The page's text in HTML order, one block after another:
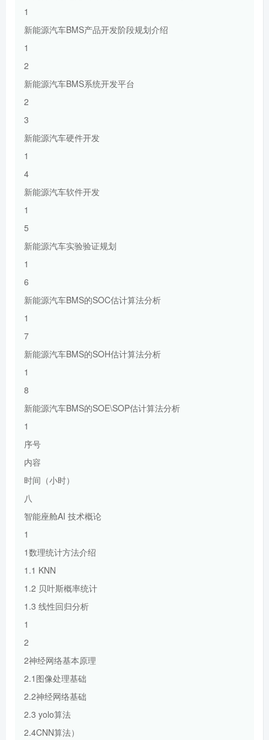
1
新能源汽车BMS产品开发阶段规划介绍
1
2
新能源汽车BMS系统开发平台
2
3
新能源汽车硬件开发
1
4
新能源汽车软件开发
1
5
新能源汽车实验验证规划
1
6
新能源汽车BMS的SOC估计算法分析
1
7
新能源汽车BMS的SOH估计算法分析
1
8
新能源汽车BMS的SOE\SOP估计算法分析
1
序号
内容
时间（小时）
八
智能座舱AI 技术概论
1
1数理统计方法介绍
1.1 KNN
1.2 贝叶斯概率统计
1.3 线性回归分析
1
2
2神经网络基本原理
2.1图像处理基础
2.2神经网络基础
2.3 yolo算法
2.4CNN算法）